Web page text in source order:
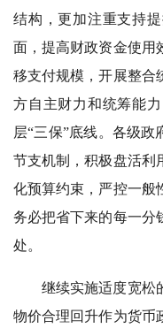
结构，更加注重支持
面，提高财政资金使用
移支付规模，开展整合
方自主财力和统筹能
层“三保”底线。各级政
节支机制，积极盘活利
化预算约束，严控一般
务必把省下来的每一分
处。
继续实施适度宽松
物价合理回升作为货币